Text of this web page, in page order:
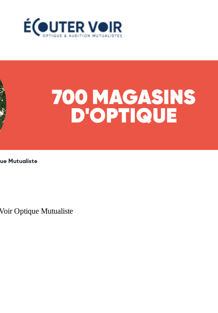
Mutualiste